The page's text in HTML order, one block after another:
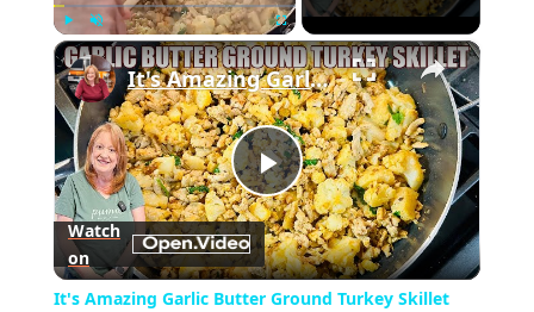
Play Unmute Fullscreen ×
Play
Video
It's Amazing Garlic Butter Ground Turkey Skillet Meal
Watch
on
It's Amazing Garlic Butter Ground Turkey Skillet